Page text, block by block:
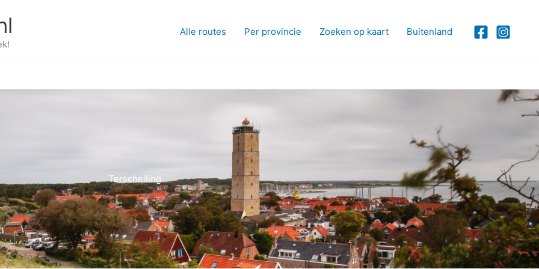
Alle routes Per provincie Zoeken op kaart Buitenland
Terschelling